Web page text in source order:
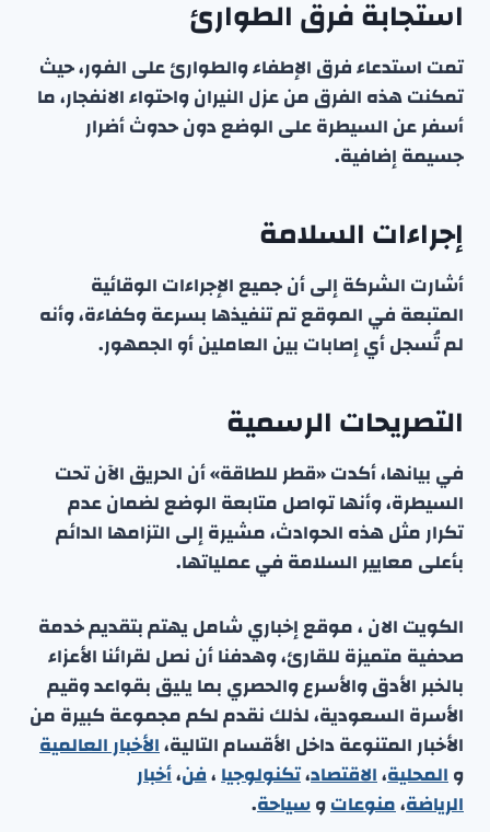
استجابة فرق الطوارئ
تمت استدعاء فرق الإطفاء والطوارئ على الفور، حيث
تمكنت هذه الفرق من عزل النيران واحتواء الانفجار، ما
أسفر عن السيطرة على الوضع دون حدوث أضرار
جسيمة إضافية.
إجراءات السلامة
أشارت الشركة إلى أن جميع الإجراءات الوقائية
المتبعة في الموقع تم تنفيذها بسرعة وكفاءة، وأنه
لم تُسجل أي إصابات بين العاملين أو الجمهور.
التصريحات الرسمية
في بيانها، أكدت «قطر للطاقة» أن الحريق الآن تحت
السيطرة، وأنها تواصل متابعة الوضع لضمان عدم
تكرار مثل هذه الحوادث، مشيرة إلى التزامها الدائم
بأعلى معايير السلامة في عملياتها.
الكويت الان ، موقع إخباري شامل يهتم بتقديم خدمة
صحفية متميزة للقارئ، وهدفنا أن نصل لقرائنا الأعزاء
بالخبر الأدق والأسرع والحصري بما يليق بقواعد وقيم
الأسرة السعودية، لذلك نقدم لكم مجموعة كبيرة من
الأخبار المتنوعة داخل الأقسام التالية،الأخبار العالمية
والمحلية،الاقتصاد،تكنولوجيا،فن،أخبار
الرياضة،منوعاتوسياحة.